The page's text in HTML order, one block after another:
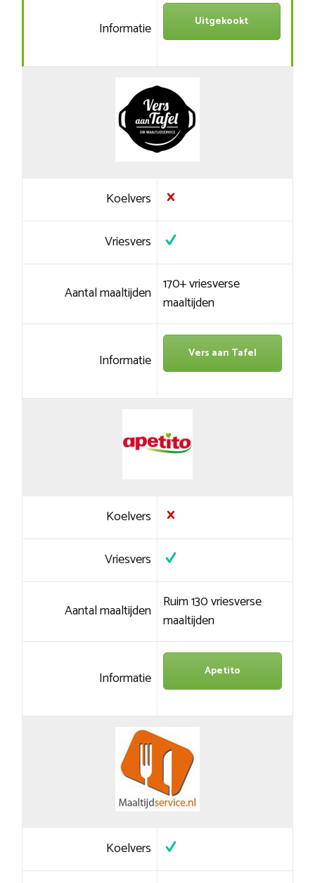
Informatie Uitgekookt
Koelvers
Vriesvers
Aantal maaltijden 170+ vriesverse
maaltijden
Informatie Vers aan Tafel
Koelvers
Vriesvers
Aantal maaltijden Ruim 130 vriesverse
maaltijden
Informatie Apetito
Koelvers